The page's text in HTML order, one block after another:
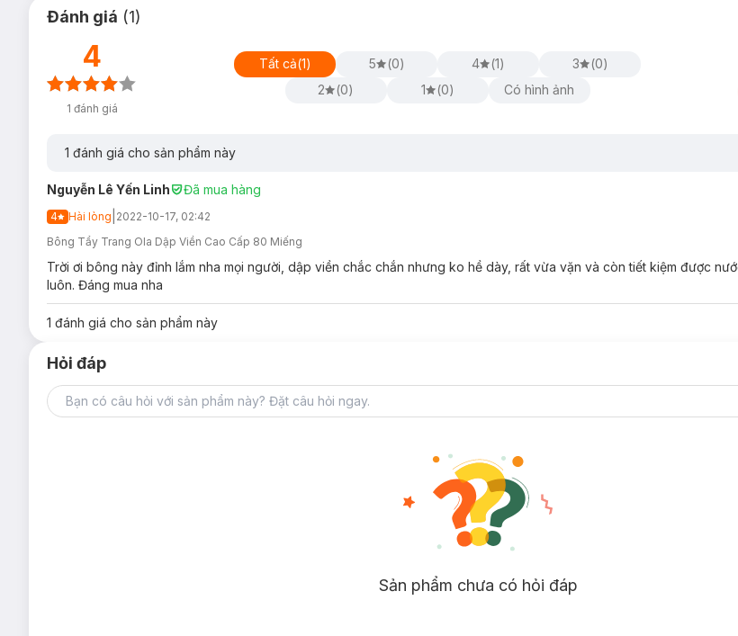
Đánh giá (1)
4
1 đánh giá
Tất cả(1) 5 (0) 4 (1) 3 (0)
2
(0) 1 (0) Có hình ảnh
1 đánh giá cho sản phẩm này
Nguyễn Lê Yến Linh Đã mua hàng
4 Hài lòng 2022-10-17, 02:42
Bông Tẩy Trang Ola Dập Viền Cao Cấp 80 Miếng
Trời ơi bông này đỉnh lắm nha mọi người, dập viền chắc chắn nhưng ko hề dày, rất vừa vặn và còn tiết kiệm được
luôn. Đáng mua nha
1 đánh giá cho sản phẩm này
Hỏi đáp
Sản phẩm chưa có hỏi đáp